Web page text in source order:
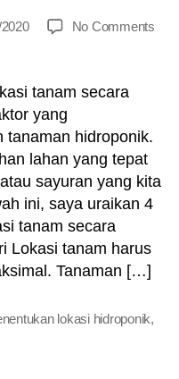
No Commentson
tanam secara
yang
tanaman hidroponik.
lahan yang tepat
sayuran yang kita
ini, saya uraikan 4
tanam secara
Lokasi tanam harus
Tanaman […]
lokasi hidroponik,